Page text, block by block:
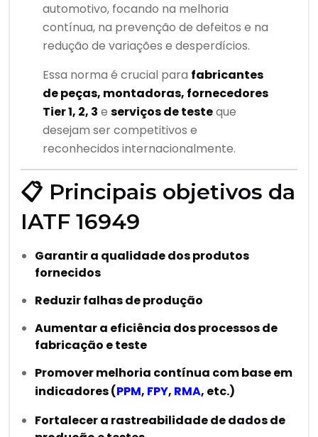
automotivo, focando na melhoria
contínua, na prevenção de defeitos e na
redução de variações e desperdícios.
Essa norma é crucial para fabricantes
de peças, montadoras, fornecedores
Tier 1, 2, 3 eserviços de testeque
desejam ser competitivos e
reconhecidos internacionalmente.
📋 Principais objetivos da
IATF 16949
Garantir a qualidade dos produtos
fornecidos
Reduzir falhas de produção
Aumentar a eficiência dos processos de
fabricação e teste
Promover melhoria contínua com base em
indicadores (PPM, FPY, RMA, etc.)
Fortalecer a rastreabilidade de dados de